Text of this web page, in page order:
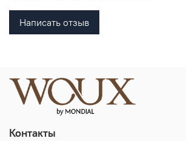
Написать отзыв
Контакты